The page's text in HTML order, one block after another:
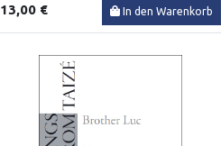
13,00 € In den Warenkorb